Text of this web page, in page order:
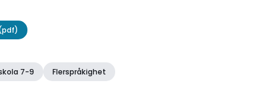
7-9 Flerspråkighet